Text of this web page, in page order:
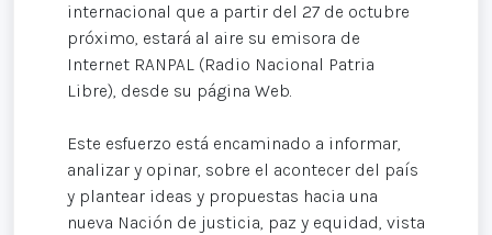
internacional que a partir del 27 de octubre
próximo, estará al aire su emisora de
Internet RANPAL (Radio Nacional Patria
Libre), desde su página Web.
Este esfuerzo está encaminado a informar,
analizar y opinar, sobre el acontecer del país
y plantear ideas y propuestas hacia una
nueva Nación de justicia, paz y equidad, vista